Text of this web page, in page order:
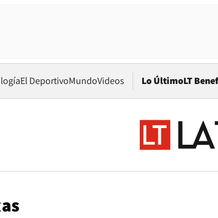
El DeportivoMundoVideos Lo ÚltimoLT